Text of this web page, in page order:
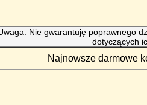
Nie gwarantuję poprawnego
dotyczących
Najnowsze darmowe